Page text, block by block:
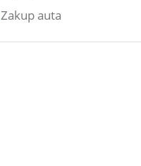
Zakup auta